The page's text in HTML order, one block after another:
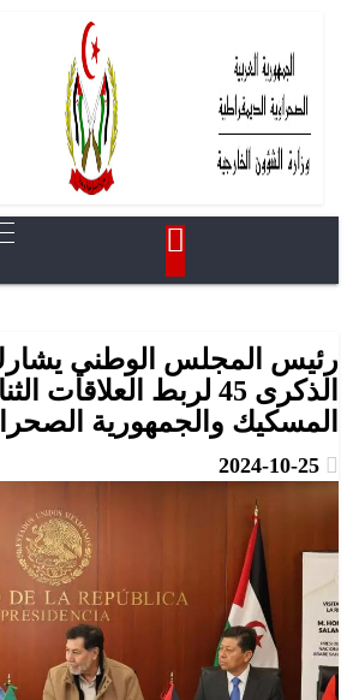
رئيس المجلس الوطني
الذكرى 45 لربط العلاقات
المسكيك والجمهورية